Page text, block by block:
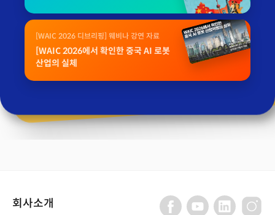
[WAIC 2026 디브리핑] 웨비나 강연 자료
[WAIC 2026에서 확인한 중국 AI 로봇
산업의 실체
회사소개